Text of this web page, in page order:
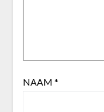
NAAM *